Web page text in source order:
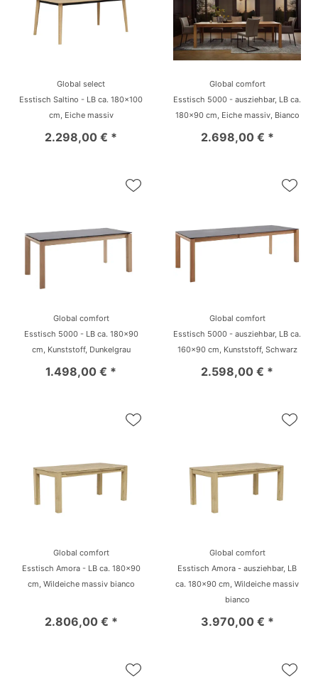
Global select
Esstisch Saltino - LB ca. 180x100
cm, Eiche massiv
2.298,00 € *
Global comfort
Esstisch 5000 - ausziehbar, LB ca.
180x90 cm, Eiche massiv, Bianco
2.698,00 € *
Global comfort
Esstisch 5000 - LB ca. 180x90
cm, Kunststoff, Dunkelgrau
1.498,00 € *
Global comfort
Esstisch 5000 - ausziehbar, LB ca.
160x90 cm, Kunststoff, Schwarz
2.598,00 € *
Global comfort
Esstisch Amora - LB ca. 180x90
cm, Wildeiche massiv bianco
2.806,00 € *
Global comfort
Esstisch Amora - ausziehbar, LB
ca. 180x90 cm, Wildeiche massiv
bianco
3.970,00 € *